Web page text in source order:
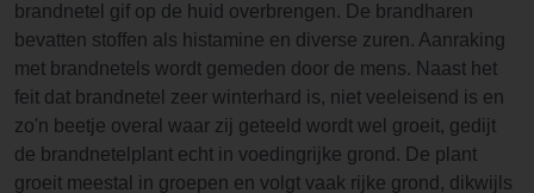
brandnetel gif op de huid overbrengen. De brandharen
bevatten stoffen als histamine en diverse zuren. Aanraking
met brandnetels wordt gemeden door de mens. Naast het
feit dat brandnetel zeer winterhard is, niet veeleisend is en
zo'n beetje overal waar zij geteeld wordt wel groeit, gedijt
de brandnetelplant echt in voedingrijke grond. De plant
groeit meestal in groepen en volgt vaak rijke grond, dikwijls